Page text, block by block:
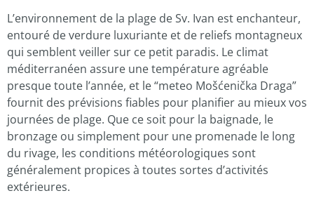
L’environnement de la plage de Sv. Ivan est enchanteur,
entouré de verdure luxuriante et de reliefs montagneux
qui semblent veiller sur ce petit paradis. Le climat
méditerranéen assure une température agréable
presque toute l’année, et le “meteo Mošćenička Draga”
fournit des prévisions fiables pour planifier au mieux vos
journées de plage. Que ce soit pour la baignade, le
bronzage ou simplement pour une promenade le long
du rivage, les conditions météorologiques sont
généralement propices à toutes sortes d’activités
extérieures.